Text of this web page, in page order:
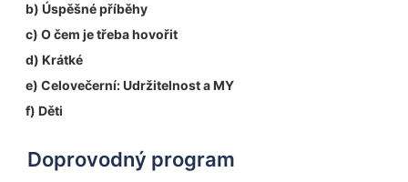
b) Úspěšné příběhy
c) O čem je třeba hovořit
d) Krátké
e) Celovečerní: Udržitelnost a MY
f) Děti
Doprovodný program